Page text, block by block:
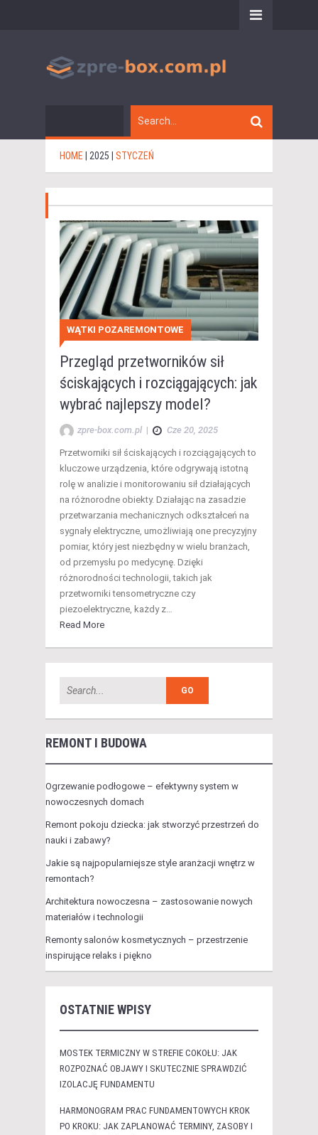
HOME 2025 STYCZEŃ
WĄTKI POZAREMONTOWE
Przegląd przetworników sił
ściskających i rozciągających: jak
wybrać najlepszy model?
zpre-box.com.pl | Cze 20, 2025
Przetworniki sił ściskających i rozciągających to
kluczowe urządzenia, które odgrywają istotną
rolę w analizie i monitorowaniu sił działających
na różnorodne obiekty. Działając na zasadzie
przetwarzania mechanicznych odkształceń na
sygnały elektryczne, umożliwiają one precyzyjny
pomiar, który jest niezbędny w wielu branżach,
od przemysłu po medycynę. Dzięki
różnorodności technologii, takich jak
przetworniki tensometryczne czy
piezoelektryczne, każdy z…
Read More
REMONT I BUDOWA
Ogrzewanie podłogowe – efektywny system w
nowoczesnych domach
Remont pokoju dziecka: jak stworzyć przestrzeń do
nauki i zabawy?
Jakie są najpopularniejsze style aranżacji wnętrz w
remontach?
Architektura nowoczesna – zastosowanie nowych
materiałów i technologii
Remonty salonów kosmetycznych – przestrzenie
inspirujące relaks i piękno
OSTATNIE WPISY
MOSTEK TERMICZNY W STREFIE COKOŁU: JAK
ROZPOZNAĆ OBJAWY I SKUTECZNIE SPRAWDZIĆ
IZOLACJĘ FUNDAMENTU
HARMONOGRAM PRAC FUNDAMENTOWYCH KROK
PO KROKU: JAK ZAPLANOWAĆ TERMINY, ZASOBY I